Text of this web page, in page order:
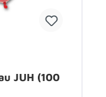
JUH (100